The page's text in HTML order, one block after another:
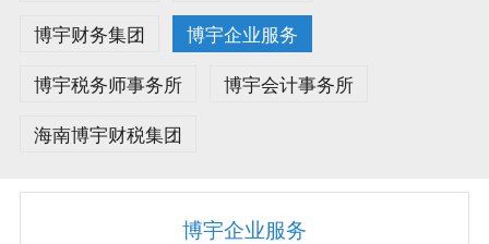
博宇财务集团
博宇企业服务
博宇税务师事务所
博宇会计事务所
海南博宇财税集团
博宇企业服务